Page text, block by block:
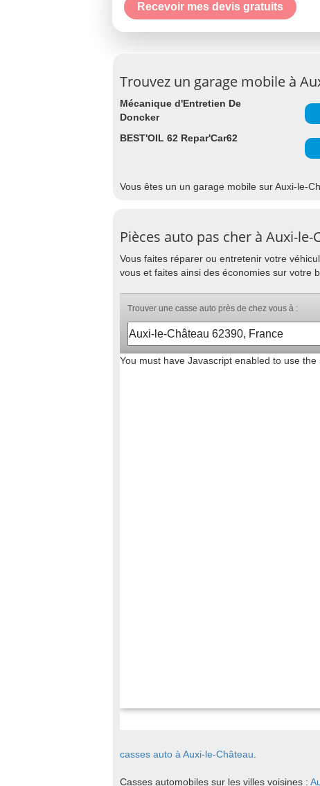
Recevoir mes devis gratuits
Trouvez un garage mobile à
Mécanique d'Entretien De
Doncker
BEST'OIL 62 Repar'Car62
Vous êtes un un garage mobile sur Auxi-le-
Pièces auto pas cher à Auxi-le-
Vous faites réparer ou entretenir votre
vous et faites ainsi des économies sur votre
casses auto à Auxi-le-Château
Casses automobiles sur les villes voisines :